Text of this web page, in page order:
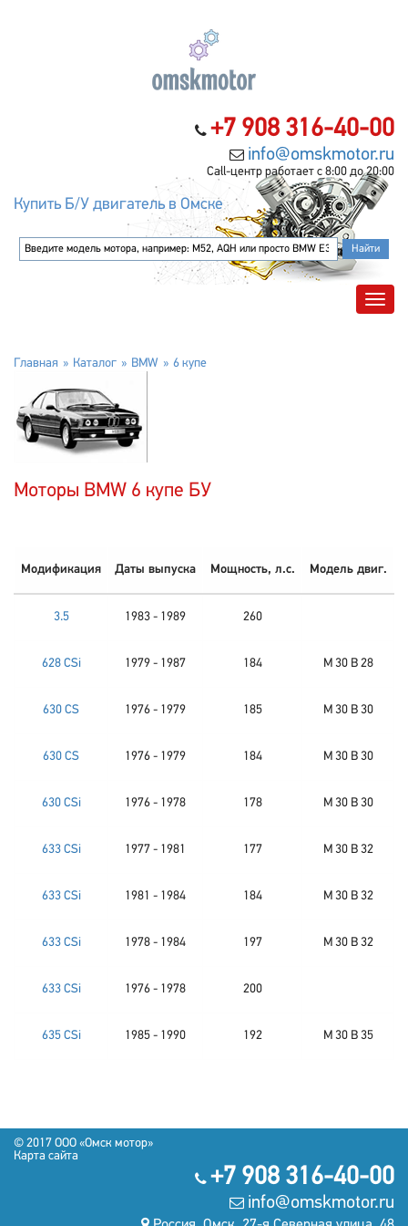
+7 908 316-40-00
info@omskmotor.ru
Call-центр работает с 8:00 до 20:00
Купить Б/У двигатель в Омске
Главная Каталог BMW 6 купе
Моторы BMW 6 купе БУ
Модификация Даты выпуска Мощность, л.с. Модель двиг.
3.5 1983 - 1989 260
628 CSi 1979 - 1987 184 M 30 B 28
630 CS 1976 - 1979 185 M 30 B 30
630 CS 1976 - 1979 184 M 30 B 30
630 CSi 1976 - 1978 178 M 30 B 30
633 CSi 1977 - 1981 177 M 30 B 32
633 CSi 1981 - 1984 184 M 30 B 32
633 CSi 1978 - 1984 197 M 30 B 32
633 CSi 1976 - 1978 200
635 CSi 1985 - 1990 192 M 30 B 35
© 2017 OOO «Омск мотор»
Карта сайта
+7 908 316-40-00
info@omskmotor.ru